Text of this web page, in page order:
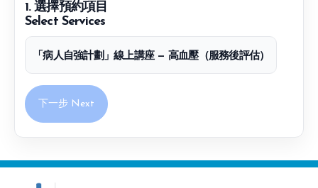
1. 選擇預約項目
Select Services
「病人自強計劃」線上講座 — 高血壓（服務後評估）
下一步 Next